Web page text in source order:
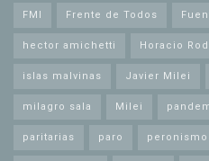
FMI Frente de Todos
hector amichetti Horacio
islas malvinas Javier Milei
milagro sala Milei
paritarias paro peronismo